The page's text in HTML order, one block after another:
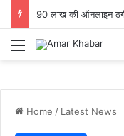
90 लाख की ऑनलाइन
Menu
Home / Latest News